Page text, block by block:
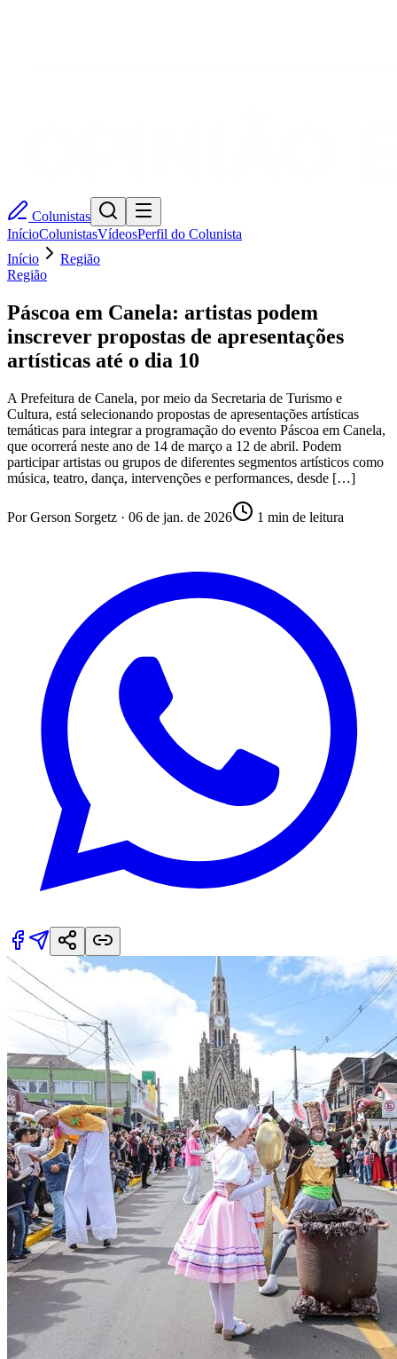
Colunistas
InícioColunistasVídeosPerfil do Colunista
Início
Região
Região
Páscoa em Canela: artistas podem
inscrever propostas de apresentações
artísticas até o dia 10
A Prefeitura de Canela, por meio da Secretaria de Turismo e
Cultura, está selecionando propostas de apresentações artísticas
temáticas para integrar a programação do evento Páscoa em Canela,
que ocorrerá neste ano de 14 de março a 12 de abril. Podem
participar artistas ou grupos de diferentes segmentos artísticos como
música, teatro, dança, intervenções e performances, desde […]
PorGerson Sorgetz · 06 de jan. de 2026 1 min de leitura